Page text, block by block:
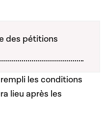
des pétitions
les conditions
lieu après les